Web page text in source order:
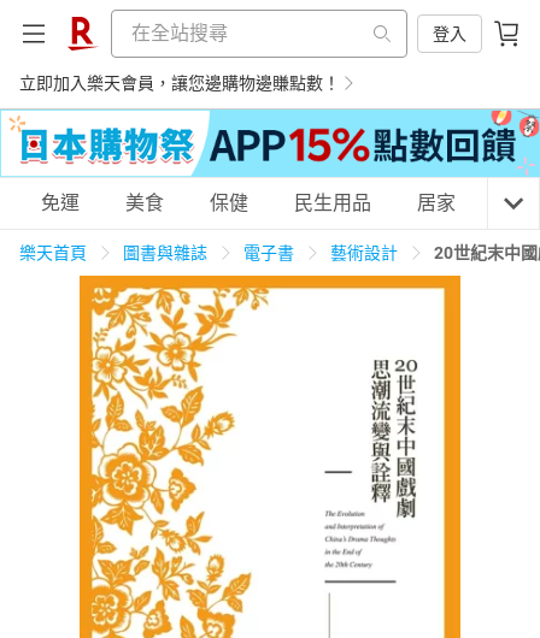
登入
立即加入樂天會員，讓您邊購物邊賺點數！
購物網分類
天天免運 美食蛋糕
居家生活 3C家電
女裝 男裝 化妝保養
日本購物 電子/紙本書
免運 美食 保健 民生用品 居家 3C
樂天首頁 圖書與雜誌 電子書 藝術設計 20世紀末中